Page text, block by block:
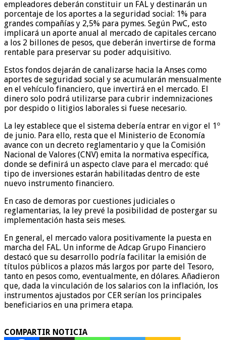
empleadores deberán constituir un FAL y destinarán un
porcentaje de los aportes a la seguridad social: 1% para
grandes compañías y 2,5% para pymes. Según PwC, esto
implicará un aporte anual al mercado de capitales cercano
a los 2 billones de pesos, que deberán invertirse de forma
rentable para preservar su poder adquisitivo.
Estos fondos dejarán de canalizarse hacia la Anses como
aportes de seguridad social y se acumularán mensualmente
en el vehículo financiero, que invertirá en el mercado. El
dinero solo podrá utilizarse para cubrir indemnizaciones
por despido o litigios laborales si fuese necesario.
La ley establece que el sistema debería entrar en vigor el 1º
de junio. Para ello, resta que el Ministerio de Economía
avance con un decreto reglamentario y que la Comisión
Nacional de Valores (CNV) emita la normativa específica,
donde se definirá un aspecto clave para el mercado: qué
tipo de inversiones estarán habilitadas dentro de este
nuevo instrumento financiero.
En caso de demoras por cuestiones judiciales o
reglamentarias, la ley prevé la posibilidad de postergar su
implementación hasta seis meses.
En general, el mercado valora positivamente la puesta en
marcha del FAL. Un informe de Adcap Grupo Financiero
destacó que su desarrollo podría facilitar la emisión de
títulos públicos a plazos más largos por parte del Tesoro,
tanto en pesos como, eventualmente, en dólares. Añadieron
que, dada la vinculación de los salarios con la inflación, los
instrumentos ajustados por CER serían los principales
beneficiarios en una primera etapa.
COMPARTIR NOTICIA